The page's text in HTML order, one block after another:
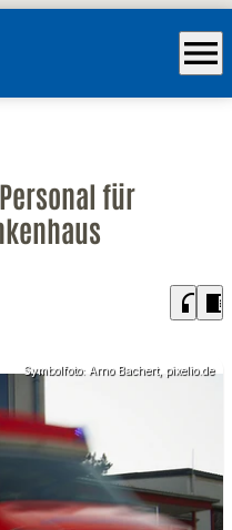
menu
für
headphones chrome_reader_mode
Symbolfoto: Arno Bachert, pixelio.de